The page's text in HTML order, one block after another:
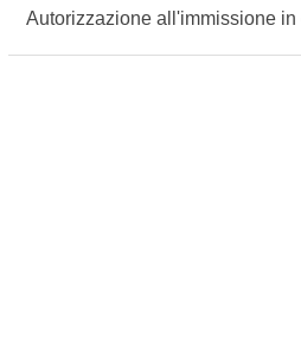
Autorizzazione all'immissione